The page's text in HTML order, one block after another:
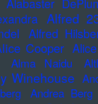
Alabaster
Alfred
Alfred
Cooper
Alma Naidu
Winehouse
Andrea Berg